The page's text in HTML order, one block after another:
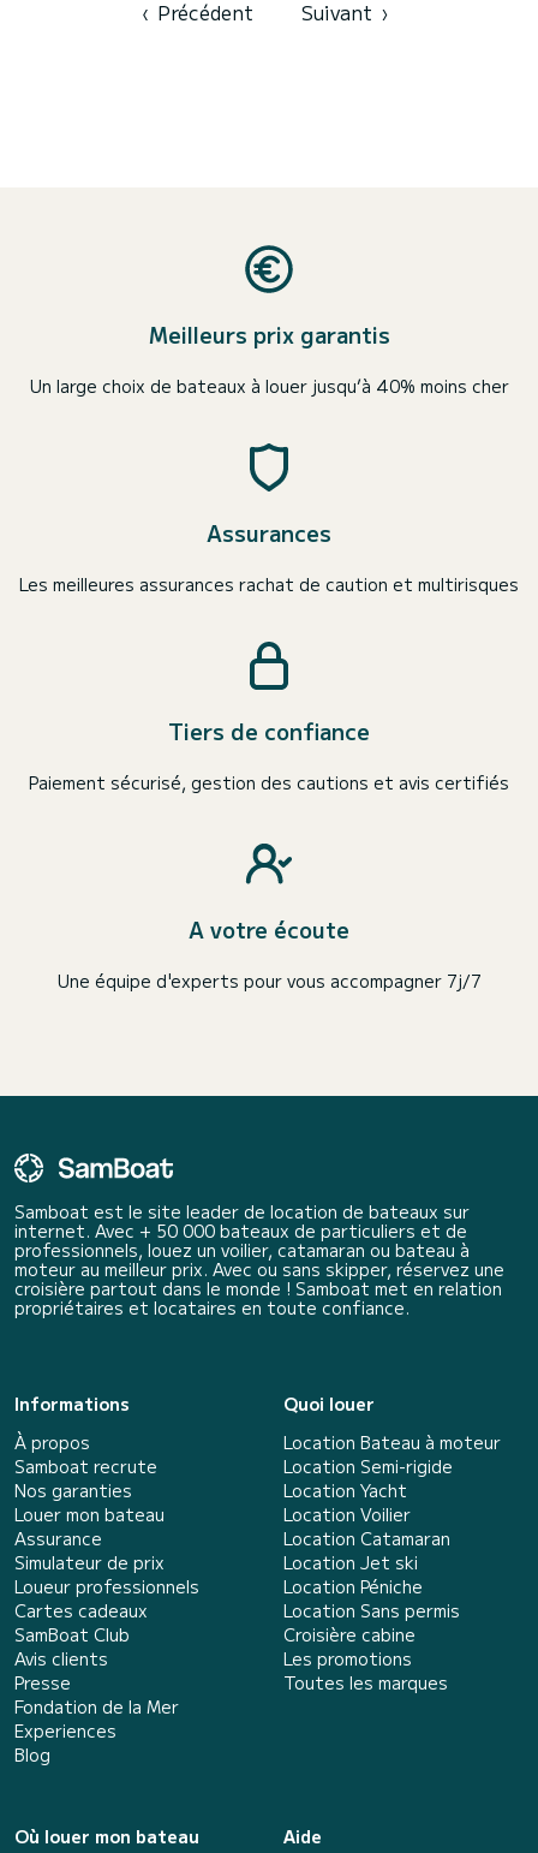
douche Il possède notamment les équipements...
‹ Précédent Suivant ›
Meilleurs prix garantis
Un large choix de bateaux à louer jusqu’à 40% moins cher
Assurances
Les meilleures assurances rachat de caution et multirisques
Tiers de confiance
Paiement sécurisé, gestion des cautions et avis certifiés
A votre écoute
Une équipe d'experts pour vous accompagner 7j/7
Samboat est le site leader de location de bateaux sur
internet. Avec + 50 000 bateaux de particuliers et de
professionnels, louez un voilier, catamaran ou bateau à
moteur au meilleur prix. Avec ou sans skipper, réservez une
croisière partout dans le monde ! Samboat met en relation
propriétaires et locataires en toute confiance.
Informations
À propos
Samboat recrute
Nos garanties
Louer mon bateau
Assurance
Simulateur de prix
Loueur professionnels
Cartes cadeaux
SamBoat Club
Avis clients
Presse
Fondation de la Mer
Experiences
Blog
Quoi louer
Location Bateau à moteur
Location Semi-rigide
Location Yacht
Location Voilier
Location Catamaran
Location Jet ski
Location Péniche
Location Sans permis
Croisière cabine
Les promotions
Toutes les marques
Où louer mon bateau
Aide